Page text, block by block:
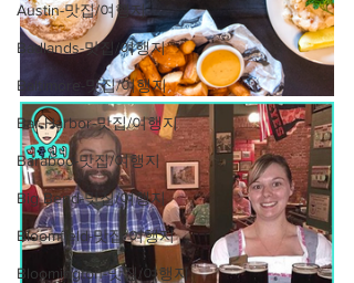
Austin-맛집/여행지
Badlands-맛집/여행지
Baltimore-맛집/여행지
Bar Harbor-맛집/여행지
Baraboo-맛집/여행지
Big Bend-맛집/여행지
Bloomfield-맛집/여행지
Bloomington-맛집/여행지